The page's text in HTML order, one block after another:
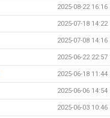
2025-08-22 16:16
2025-07-18 14:22
2025-07-08 14:16
2025-06-22 22:57
2025-06-18 11:44
2025-06-06 14:54
2025-06-03 10:46